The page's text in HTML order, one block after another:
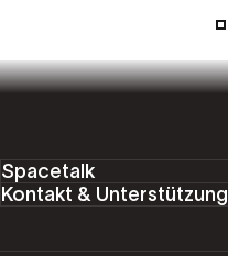
Spacetalk
Kontakt & Unterstützung